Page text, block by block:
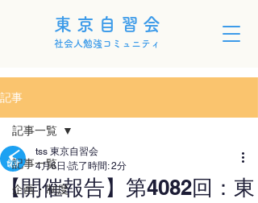
東京自習会
社会人勉強コミュニティ
記事
記事一覧
企画・制度
記事一覧
【開催報告】第4082回：東
tss 東京自習会
4月6日 読了時間: 2分